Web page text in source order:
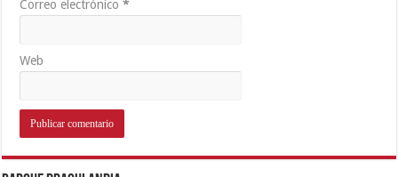
Correo electrónico*
Web